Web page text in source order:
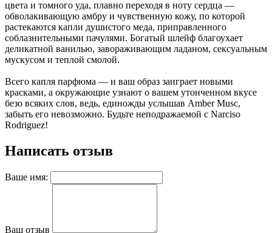
цвета и томного уда, плавно переходя в ноту сердца —
обволакивающую амбру и чувственную кожу, по которой
растекаются капли душистого меда, приправленного
соблазнительными пачулями. Богатый шлейф благоухает
деликатной ванилью, завораживающим ладаном, сексуальным
мускусом и теплой смолой.
Всего капля парфюма — и ваш образ заиграет новыми
красками, а окружающие узнают о вашем утонченном вкусе
безо всяких слов, ведь, единожды услышав Amber Musc,
забыть его невозможно. Будьте неподражаемой с Narciso
Rodriguez!
Написать отзыв
Ваше имя:
Ваш отзыв